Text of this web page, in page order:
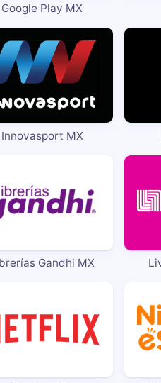
Google Play MX
Innovasport MX
Gandhi MX